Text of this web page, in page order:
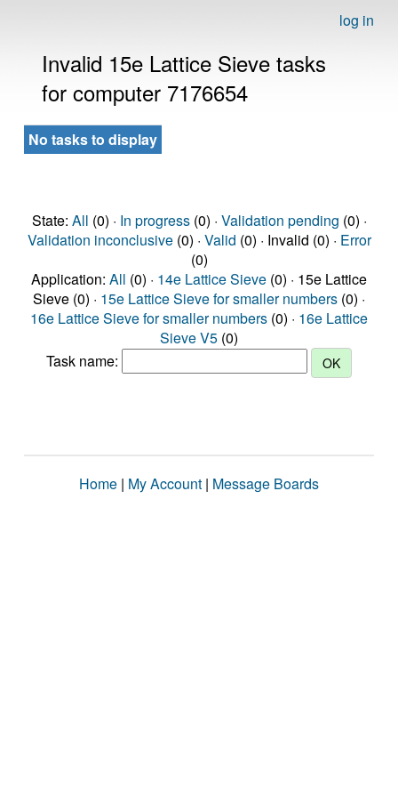
log in
Invalid 15e Lattice Sieve tasks
for computer 7176654
No tasks to display
State: All (0) · In progress(0) · Validation pending (0) ·
Validation inconclusive(0) · Valid (0) · Invalid (0) · Error
(0)
Application: All (0) · 14e Lattice Sieve (0) · 15e Lattice
Sieve (0) · 15e Lattice Sieve for smaller numbers (0) ·
16e Lattice Sieve for smaller numbers (0) · 16e Lattice
Sieve V5 (0)
Task name:
Home | My Account | Message Boards